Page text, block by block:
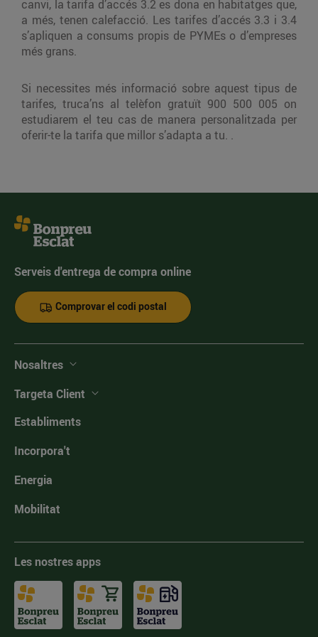
canvi, la tarifa d’accés 3.2 es dona en habitatges que,
a més, tenen calefacció. Les tarifes d’accés 3.3 i 3.4
s’apliquen a consums propis de PYMEs o d’empreses
més grans.
Si necessites més informació sobre aquest tipus de
tarifes, truca’ns al telèfon gratuït 900 500 005 on
estudiarem el teu cas de manera personalitzada per
oferir-te la tarifa que millor s’adapta a tu. .
Serveis d'entrega de compra online
Comprovar el codi postal
Nosaltres
Targeta Client
Establiments
Incorpora't
Energia
Mobilitat
Les nostres apps